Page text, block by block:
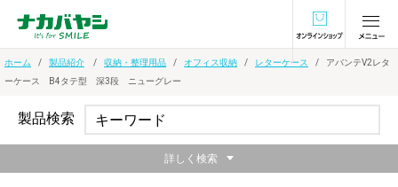
オンラインショ
ホーム 製品紹介 収納・整理用品 オフィス収納 レターケース
アバンテV2レタ
ーケース B4タテ型 深3段 ニューグレー
製品検索
詳しく検索